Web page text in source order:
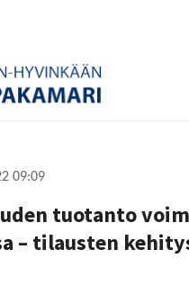
09:09
tuotanto
– tilausten